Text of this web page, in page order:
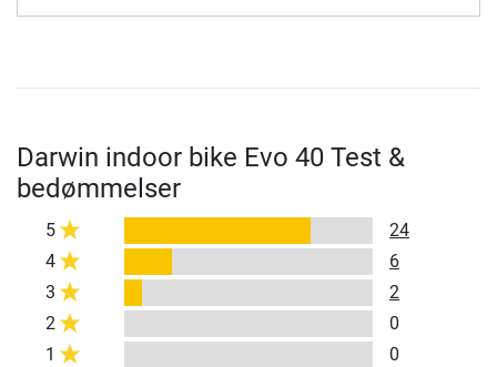
Darwin indoor bike Evo 40 Test &
bedømmelser
5
24
4
6
3
2
2
0
1
0